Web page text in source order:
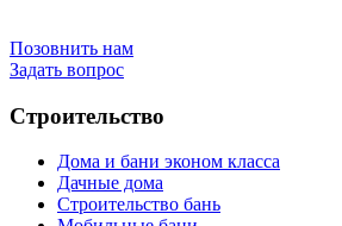
Позовнить нам
Задать вопрос
Строительство
Дома и бани эконом класса
Дачные дома
Строительство бань